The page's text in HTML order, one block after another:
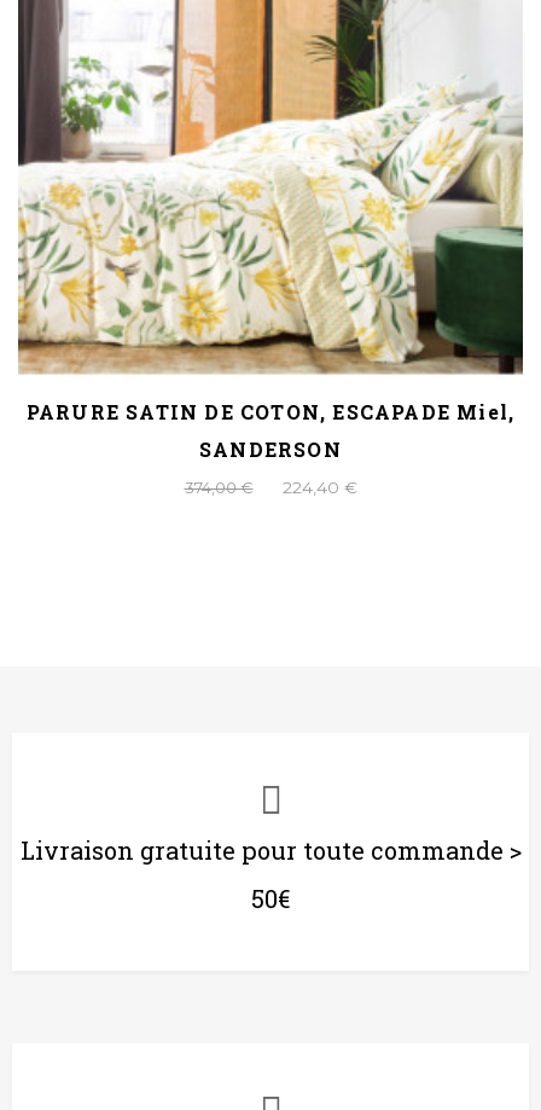
PARURE SATIN DE COTON, ESCAPADE Miel,
SANDERSON
374,00 € 224,40 €
Livraison gratuite pour toute commande >
50€